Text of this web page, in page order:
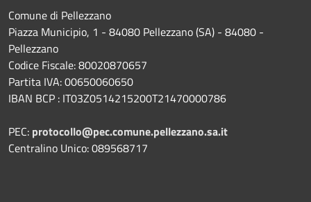
Comune di Pellezzano
Piazza Municipio, 1 - 84080 Pellezzano (SA) - 84080 -
Pellezzano
Codice Fiscale: 80020870657
Partita IVA: 00650060650
IBAN BCP : IT03Z0514215200T21470000786
PEC: protocollo@pec.comune.pellezzano.sa.it
Centralino Unico: 089568717